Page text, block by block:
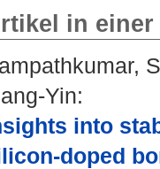
in
Yin:
into
doped